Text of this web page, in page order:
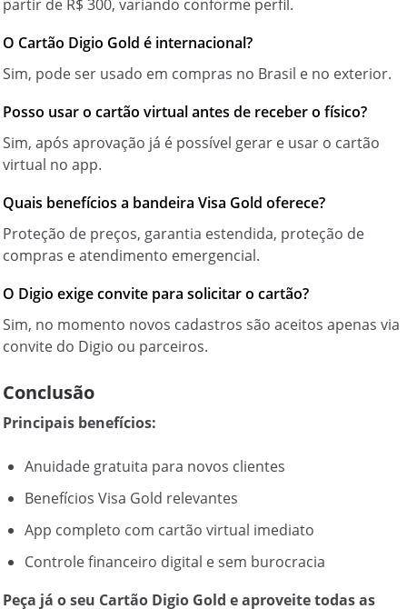
partir de R$ 300, variando conforme perfil.
O Cartão Digio Gold é internacional?
Sim, pode ser usado em compras no Brasil e no exterior.
Posso usar o cartão virtual antes de receber o físico?
Sim, após aprovação já é possível gerar e usar o cartão
virtual no app.
Quais benefícios a bandeira Visa Gold oferece?
Proteção de preços, garantia estendida, proteção de
compras e atendimento emergencial.
O Digio exige convite para solicitar o cartão?
Sim, no momento novos cadastros são aceitos apenas via
convite do Digio ou parceiros.
Conclusão
Principais benefícios:
Anuidade gratuita para novos clientes
Benefícios Visa Gold relevantes
App completo com cartão virtual imediato
Controle financeiro digital e sem burocracia
Peça já o seu Cartão Digio Gold e aproveite todas as